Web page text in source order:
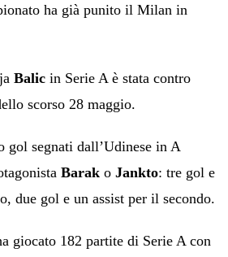
ha già punito il Milan in
Balic in Serie A è stata contro
scorso 28 maggio.
gol segnati dall’Udinese in A
Barak o Jankto: tre gol e
due gol e un assist per il secondo.
giocato 182 partite di Serie A con